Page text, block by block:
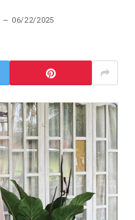
06/22/2025